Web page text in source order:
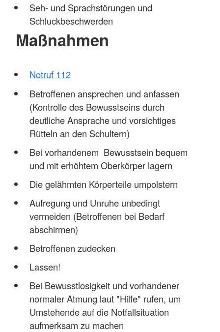
Seh- und Sprachstörungen und
Schluckbeschwerden
Maßnahmen
Notruf 112
Betroffenen ansprechen und anfassen
(Kontrolle des Bewusstseins durch
deutliche Ansprache und vorsichtiges
Rütteln an den Schultern)
Bei vorhandenem Bewusstsein bequem
und mit erhöhtem Oberkörper lagern
Die gelähmten Körperteile umpolstern
Aufregung und Unruhe unbedingt
vermeiden (Betroffenen bei Bedarf
abschirmen)
Betroffenen zudecken
Lassen!
Bei Bewusstlosigkeit und vorhandener
normaler Atmung laut "Hilfe" rufen, um
Umstehende auf die Notfallsituation
aufmerksam zu machen